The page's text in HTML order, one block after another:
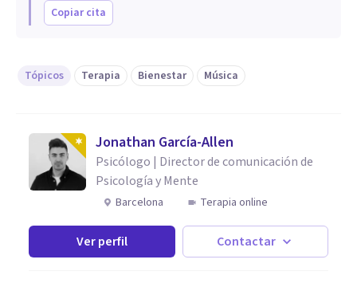
Copiar cita
Tópicos Terapia Bienestar Música
Jonathan García-Allen
Psicólogo | Director de comunicación de
Psicología y Mente
Barcelona Terapia online
Ver perfil Contactar